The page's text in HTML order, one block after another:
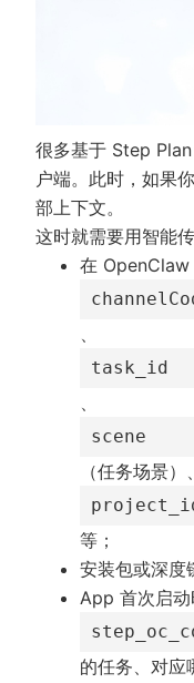
很多基于 Step
户端。此时，如果
部上下文。
这时就需要用智能
在 OpenClaw
、
task_id
、
scene
（任务场景）、
等；
安装包或深度
App 首次启
的任务、对应